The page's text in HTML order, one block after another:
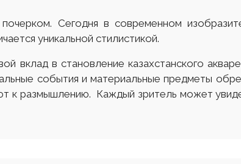
Сегодня в современном
уникальной стилистикой.
вклад в становление казахстанского
события и материальные предметы
к размышлению. Каждый зритель может